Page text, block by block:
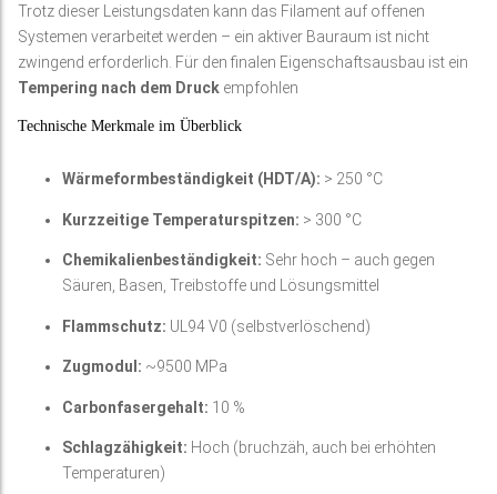
Trotz dieser Leistungsdaten kann das Filament auf offenen
Systemen verarbeitet werden – ein aktiver Bauraum ist nicht
zwingend erforderlich. Für den finalen Eigenschaftsausbau ist ein
Tempering nach dem Druck empfohlen
Technische Merkmale im Überblick
Wärmeformbeständigkeit (HDT/A): > 250 °C
Kurzzeitige Temperaturspitzen: > 300 °C
Chemikalienbeständigkeit: Sehr hoch – auch gegen
Säuren, Basen, Treibstoffe und Lösungsmittel
Flammschutz: UL94 V0 (selbstverlöschend)
Zugmodul: ~9500 MPa
Carbonfasergehalt: 10 %
Schlagzähigkeit: Hoch (bruchzäh, auch bei erhöhten
Temperaturen)